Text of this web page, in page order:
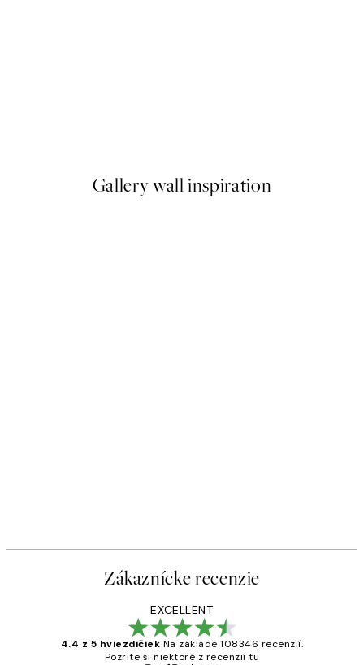
Gallery wall inspiration
Zákaznícke recenzie
EXCELLENT
4.4 z 5 hviezdičiek Na základe 108346 recenzií.
Pozrite si niektoré z recenzií tu